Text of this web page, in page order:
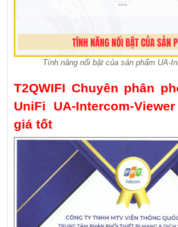
Tính năng nổi bật của sản phẩm UA-
T2QWIFI Chuyên phân
UniFi UA-Intercom-
giá tốt